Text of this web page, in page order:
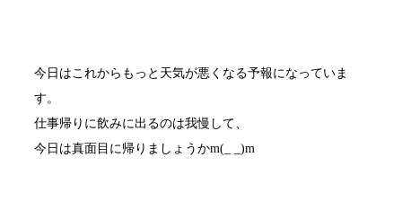
今日はこれからもっと天気が悪くなる予報になっていま
す。
仕事帰りに飲みに出るのは我慢して、
今日は真面目に帰りましょうかm(_ _)m